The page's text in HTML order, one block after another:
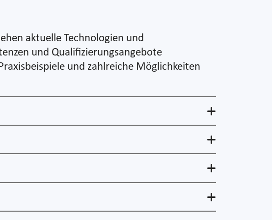
aktuelle Technologien und
und Qualifizierungsangebote
und zahlreiche Möglichkeiten